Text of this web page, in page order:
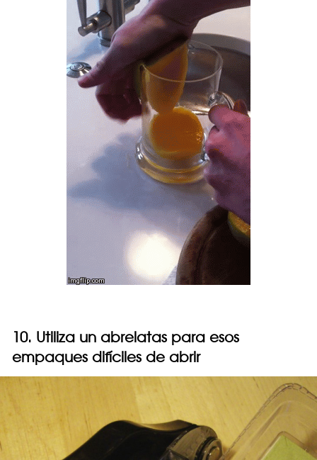
10. Utiliza un abrelatas para esos
empaques difíciles de abrir